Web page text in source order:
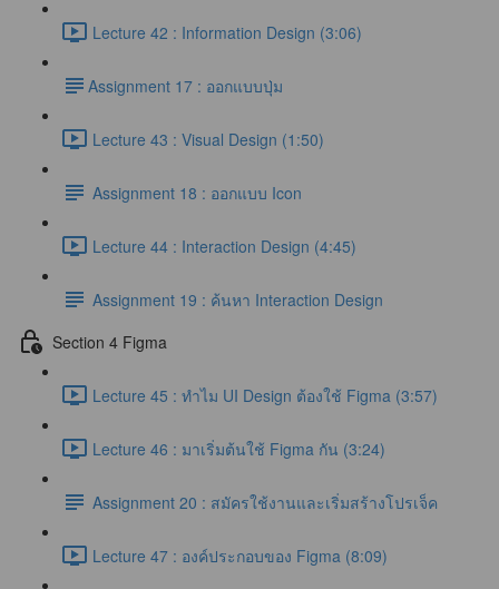
Lecture 42 : Information Design (3:06)
​Assignment 17 : ออกแบบปุ่ม
Lecture 43 : Visual Design (1:50)
Assignment 18 : ออกแบบ Icon
Lecture 44 : Interaction Design (4:45)
Assignment 19 : ค้นหา Interaction Design
Section 4 Figma
Lecture 45 : ทำไม UI Design ต้องใช้ Figma (3:57)
Lecture 46 : มาเริ่มต้นใช้ Figma กัน (3:24)
Assignment 20 : สมัครใช้งานและเริ่มสร้างโปรเจ็ค
Lecture 47 : องค์ประกอบของ Figma (8:09)